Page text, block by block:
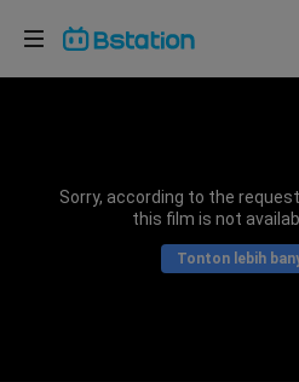
Sorry, according to the
this film is not
Tonton lebih
Pilih bahasa
Bahasa Indonesia